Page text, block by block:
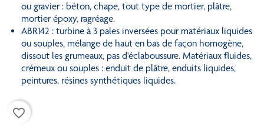
ou gravier : béton, chape, tout type de mortier, plâtre,
mortier époxy, ragréage.
ABR142 : turbine à 3 pales inversées pour matériaux liquides
ou souples, mélange de haut en bas de façon homogène,
dissout les grumeaux, pas d'éclaboussure. Matériaux fluides,
crémeux ou souples : enduit de plâtre, enduits liquides,
peintures, résines synthétiques liquides.
favorite_border